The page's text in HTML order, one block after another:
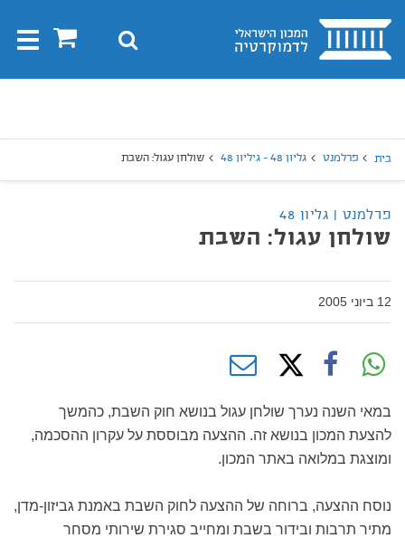
בית 0 חיפוש
בית פרלמנט גליון 48 - גיליון 48 שולחן עגול: השבת
פרלמנט | גליון 48
שולחן עגול: השבת
12 ביוני 2005
במאי השנה נערך שולחן עגול בנושא חוק השבת, כהמשך
להצעת המכון בנושא זה. ההצעה מבוססת על עקרון ההסכמה,
ומוצגת במלואה באתר המכון.
נוסח ההצעה, ברוחה של ההצעה לחוק השבת באמנת גביזון-מדן,
מתיר תרבות ובידור בשבת ומחייב סגירת שירותי מסחר